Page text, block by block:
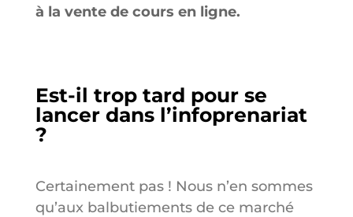
à la vente de cours en ligne.
Est-il trop tard pour se
lancer dans l’infoprenariat
?
Certainement pas ! Nous n’en sommes
qu’aux balbutiements de ce marché